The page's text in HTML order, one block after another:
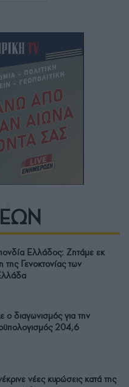
Ελλάδος: Ζητάμε εκ
Γενοκτονίας των
διαγωνισμός για την
204,6
νέες κυρώσεις κατά της